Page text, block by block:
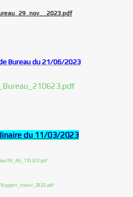
Bureau du 21/06/2023
du 11/03/2023
PV_AG_110323.pdf